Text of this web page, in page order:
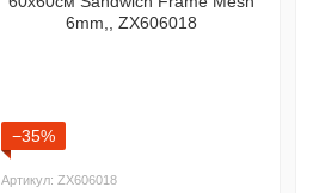
−35%
Артикул: ZX606018